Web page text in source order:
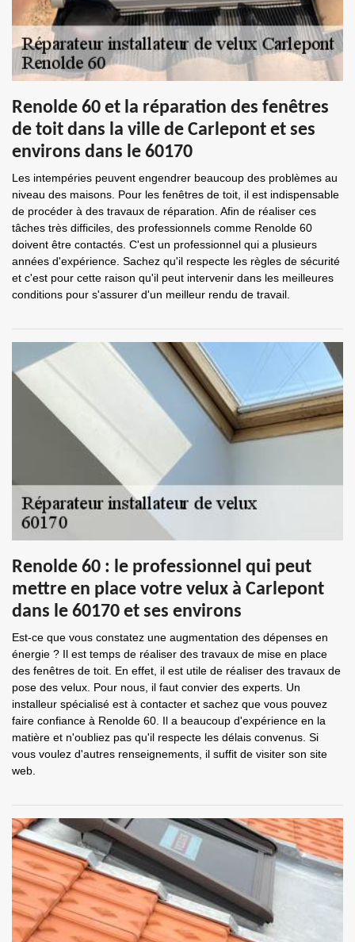
Renolde 60 et la réparation des fenêtres
de toit dans la ville de Carlepont et ses
environs dans le 60170
Les intempéries peuvent engendrer beaucoup des problèmes au
niveau des maisons. Pour les fenêtres de toit, il est indispensable
de procéder à des travaux de réparation. Afin de réaliser ces
tâches très difficiles, des professionnels comme Renolde 60
doivent être contactés. C'est un professionnel qui a plusieurs
années d'expérience. Sachez qu'il respecte les règles de sécurité
et c'est pour cette raison qu'il peut intervenir dans les meilleures
conditions pour s'assurer d'un meilleur rendu de travail.
Renolde 60 : le professionnel qui peut
mettre en place votre velux à Carlepont
dans le 60170 et ses environs
Est-ce que vous constatez une augmentation des dépenses en
énergie ? Il est temps de réaliser des travaux de mise en place
des fenêtres de toit. En effet, il est utile de réaliser des travaux de
pose des velux. Pour nous, il faut convier des experts. Un
installeur spécialisé est à contacter et sachez que vous pouvez
faire confiance à Renolde 60. Il a beaucoup d'expérience en la
matière et n'oubliez pas qu'il respecte les délais convenus. Si
vous voulez d'autres renseignements, il suffit de visiter son site
web.